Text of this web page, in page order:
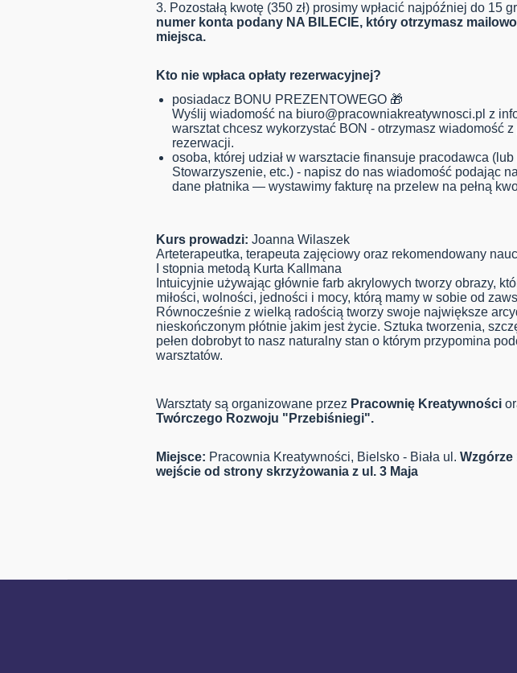
3. Pozostałą kwotę (350 zł) prosimy wpłacić najpóźniej do 15
numer konta podany NA BILECIE, który otrzymasz
miejsca.
Kto nie wpłaca opłaty rezerwacyjnej?
posiadacz BONU PREZENTOWEGO 🎁
Wyślij wiadomość na biuro@pracowniakreatywnosci.pl z
warsztat chcesz wykorzystać BON - otrzymasz wiadomość
rezerwacji.
osoba, której udział w warsztacie finansuje pracodawca
Stowarzyszenie, etc.) - napisz do nas wiadomość podając
dane płatnika — wystawimy fakturę na przelew na pełną
Kurs prowadzi: Joanna Wilaszek
Arteterapeutka, terapeuta zajęciowy oraz rekomendowany
I stopnia metodą Kurta Kallmana
Intuicyjnie używając głównie farb akrylowych tworzy obrazy,
miłości, wolności, jedności i mocy, którą mamy w sobie od
Równocześnie z wielką radością tworzy swoje największe
nieskończonym płótnie jakim jest życie. Sztuka tworzenia,
pełen dobrobyt to nasz naturalny stan o którym przypomina
warsztatów.
Warsztaty są organizowane przez Pracownię Kreatywności
Twórczego Rozwoju "Przebiśniegi".
Miejsce: Pracownia Kreatywności, Bielsko - Biała ul. Wzgórze
wejście od strony skrzyżowania z ul. 3 Maja